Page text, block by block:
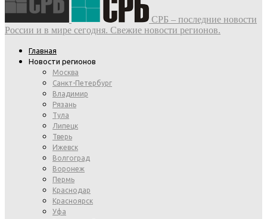
СРБ – последние новости
России и в мире сегодня. Свежие новости регионов.
Главная
Новости регионов
Москва
Санкт-Петербург
Владимир
Рязань
Тула
Липецк
Тверь
Ижевск
Волгоград
Воронеж
Пермь
Краснодар
Красноярск
Уфа